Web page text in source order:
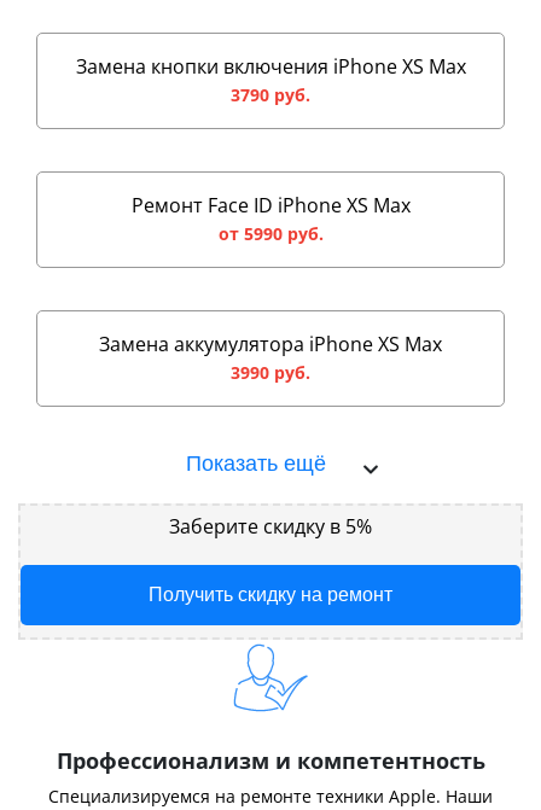
Замена кнопки включения iPhone XS Max
3790 руб.
Ремонт Face ID iPhone XS Max
от 5990 руб.
Замена аккумулятора iPhone XS Max
3990 руб.
Показать ещё
Заберите скидку в 5%
Получить скидку на ремонт
Профессионализм и компетентность
Специализируемся на ремонте техники Apple. Наши